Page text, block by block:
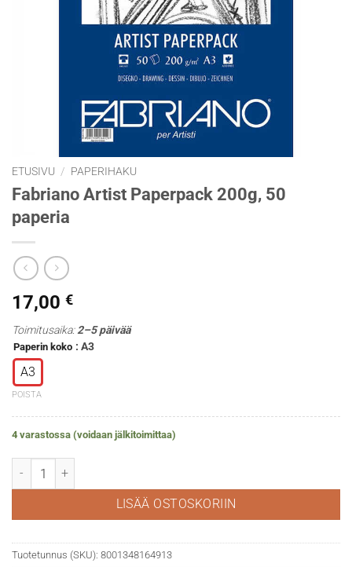
ETUSIVU / PAPERIHAKU
Fabriano Artist Paperpack 200g, 50
paperia
17,00 €
Toimitusaika:2–5 päivää
Paperin koko : A3
A3
POISTA
4 varastossa (voidaan jälkitoimittaa)
Fabriano Artist Paperpack 200g, 50 paperia määrä
LISÄÄ OSTOSKORIIN
Tuotetunnus (SKU): 8001348164913